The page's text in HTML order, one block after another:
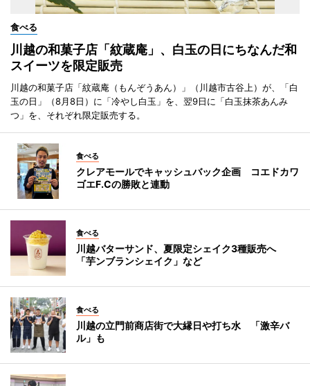
食べる
川越の和菓子店「紋蔵庵」、白玉の日にちなんだ和
スイーツを限定販売
川越の和菓子店「紋蔵庵（もんぞうあん）」（川越市古谷上）が、「白
玉の日」（8月8日）に「冷やし白玉」を、翌9日に「白玉抹茶あんみ
つ」を、それぞれ限定販売する。
食べる
クレアモールでキャッシュバック企画 コエドカワ
ゴエF.Cの勝敗と連動
食べる
川越バターサンド、夏限定シェイク3種販売へ
「芋ンブランシェイク」など
食べる
川越の立門前商店街で大縁日や打ち水 「激辛バ
ル」も